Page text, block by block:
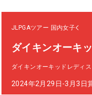
JLPGAツアー 国内女子
ダイキンオーキ
ダイキンオーキッドレディ
2024年2月29日-3月3日